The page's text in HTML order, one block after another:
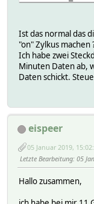
2018-12-
2018-12-
2018-12-
2018-12-
2018-12-
2018-12-
2018-12-
2018-12-
2018-12-
2018-12-
2018-12-
2018-12-
2018-12-
Ist das normal das
"on" Zylkus machen
Ich habe zwei
Minuten Daten ab,
Daten schickt.
eispeer
05 Januar 2019,
Letzte Bearbeitung: 05
Hallo zusammen,